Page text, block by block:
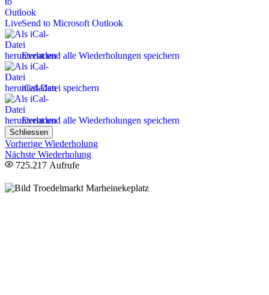
Send to Microsoft Outlook
Event und alle Wiederholungen speichern
iCal-Datei speichern
Event und alle Wiederholungen speichern
Schliessen
Vorherige Wiederholung
Nächste Wiederholung
725.217 Aufrufe